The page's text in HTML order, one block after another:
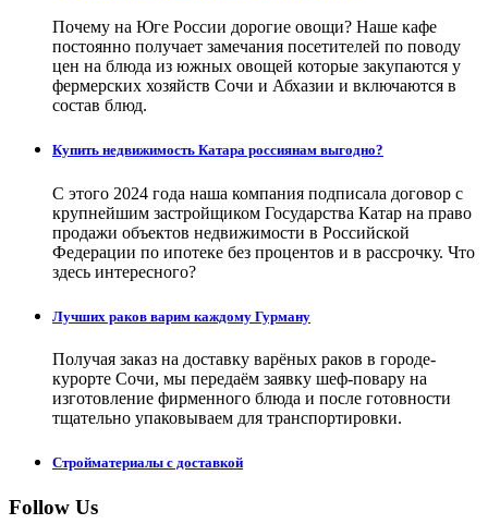
Почему на Юге России дорогие овощи? Наше кафе
постоянно получает замечания посетителей по поводу
цен на блюда из южных овощей которые закупаются у
фермерских хозяйств Сочи и Абхазии и включаются в
состав блюд.
Купить недвижимость Катара россиянам выгодно?
С этого 2024 года наша компания подписала договор с
крупнейшим застройщиком Государства Катар на право
продажи объектов недвижимости в Российской
Федерации по ипотеке без процентов и в рассрочку. Что
здесь интересного?
Лучших раков варим каждому Гурману
Получая заказ на доставку варёных раков в городе-
курорте Сочи, мы передаём заявку шеф-повару на
изготовление фирменного блюда и после готовности
тщательно упаковываем для транспортировки.
Стройматериалы с доставкой
Follow Us